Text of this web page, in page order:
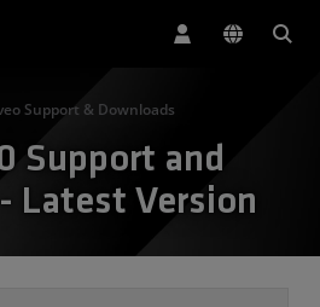
Support & Downloads
Support and
Latest Version